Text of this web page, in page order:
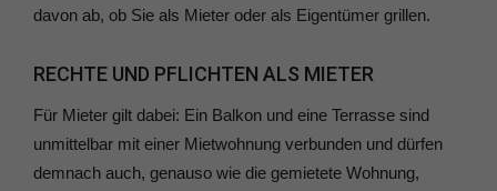
davon ab, ob Sie als Mieter oder als Eigentümer grillen.
RECHTE UND PFLICHTEN ALS MIETER
Für Mieter gilt dabei: Ein Balkon und eine Terrasse sind
unmittelbar mit einer Mietwohnung verbunden und dürfen
demnach auch, genauso wie die gemietete Wohnung,